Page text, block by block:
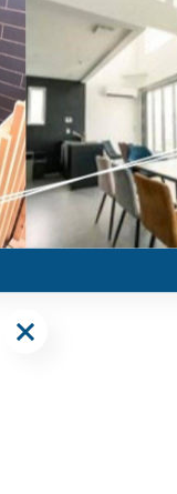
したりと、様々な
菜を、ぜひ食卓に